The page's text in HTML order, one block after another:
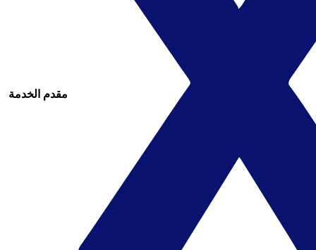
مقدم الخدمة